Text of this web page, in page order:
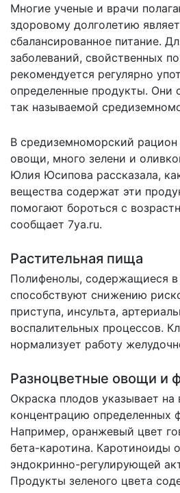
Многие ученые и врачи
здоровому долголетию
сбалансированное питание.
заболеваний, свойственных
рекомендуется регулярно
определенные продукты. Они
так называемой
В средиземноморский
овощи, много зелени и
Юлия Юсипова рассказала,
вещества содержат эти
помогают бороться с
сообщает 7ya.ru.
Растительная пища
Полифенолы, содержащиеся в
способствуют снижению
приступа, инсульта,
воспалительных процессов.
нормализует работу
Разноцветные овощи и
Окраска плодов указывает
концентрацию определенных
Например, оранжевый цвет
бета-каротина. Каротиноиды
эндокринно-регулирующей
Продукты зеленого цвета